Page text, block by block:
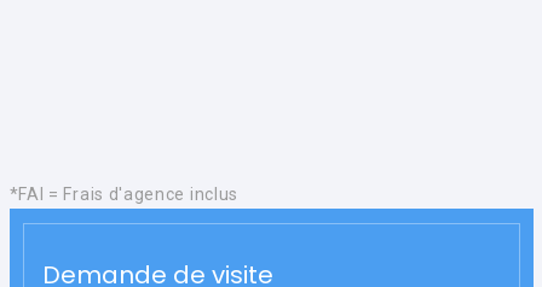
*FAI = Frais d'agence inclus
Demande de visite